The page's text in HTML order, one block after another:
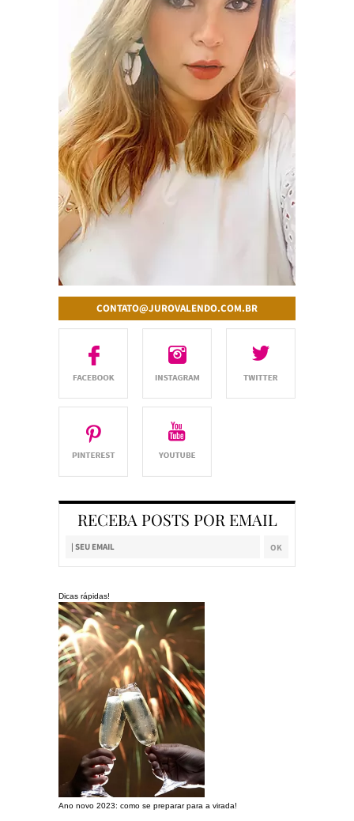
CONTATO@JUROVALENDO.COM.BR
RECEBA POSTS POR EMAIL
Dicas rápidas!
Ano novo 2023: como se preparar para a virada!